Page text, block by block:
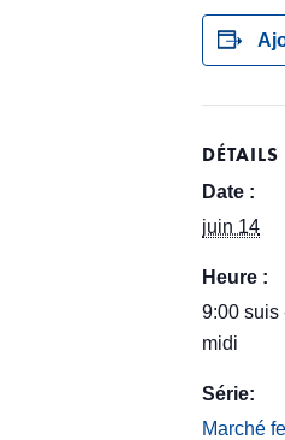
DÉTAILS
Date :
juin 14
Heure :
9:00 suis
midi
Série:
Marché